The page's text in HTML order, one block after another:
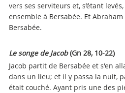
vers ses serviteurs et, s’étant
ensemble à Bersabée. Et
Bersabée.
Le songe de Jacob (Gn 28, 10-22)
Jacob partit de Bersabée et s'en
dans un lieu; et il y passa la nuit,
était couché. Ayant pris une des